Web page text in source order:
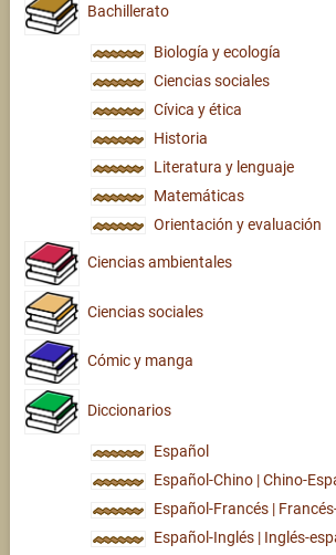
Bachillerato
Biología y ecología
Ciencias sociales
Cívica y ética
Historia
Literatura y lenguaje
Matemáticas
Orientación y evaluación
Ciencias ambientales
Ciencias sociales
Cómic y manga
Diccionarios
Español
Español-Chino | Chino-
Español-Francés |
Español-Inglés | Inglés-